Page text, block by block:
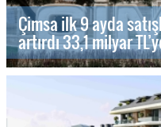
Çimsa ilk 9 ayda
artırdı 33,1 milyar